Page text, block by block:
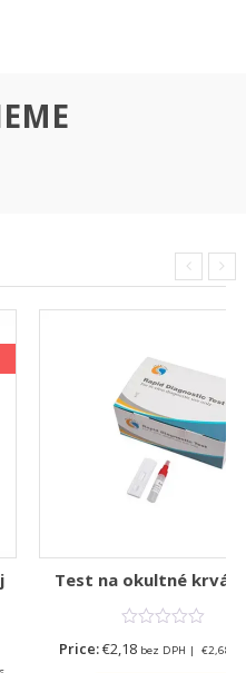
Test na okultné
Price:€2,18 bez DPH | €2,68